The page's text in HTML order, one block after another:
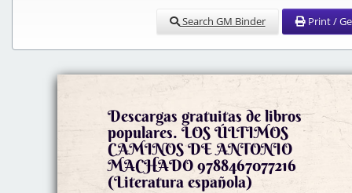
Search GM Binder Print /
Descargas gratuitas de libros
populares. LOS ÚLTIMOS
CAMINOS DE ANTONIO
MACHADO 9788467077216
(Literatura española)